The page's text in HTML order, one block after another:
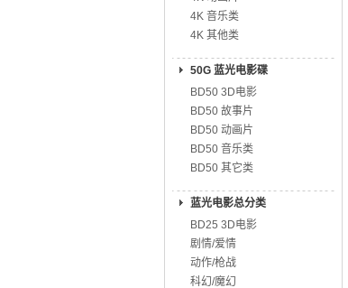
4K 音乐类
4K 其他类
50G 蓝光电影碟
BD50 3D电影
BD50 故事片
BD50 动画片
BD50 音乐类
BD50 其它类
蓝光电影总分类
BD25 3D电影
剧情/爱情
动作/枪战
科幻/魔幻